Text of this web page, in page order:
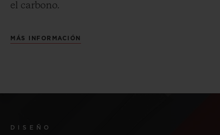
el carbono.
MÁS INFORMACIÓN
DISEÑO